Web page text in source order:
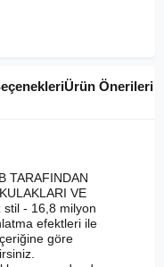
Ürün Önerileri
TARAFINDAN
VE
stil - 16,8 milyon
efektleri ile
göre